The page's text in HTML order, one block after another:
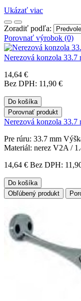
Ukázať viac
Zoradiť podľa:
Porovnať výrobok (0)
Nerezová konzola 33.7
14,64 €
Bez DPH: 11,90 €
Do košíka
Porovnať produkt
Nerezová konzola 33.7
Pre rúru: 33.7 mm
Materiál: nerez V2A /
14,64 € Bez DPH:
Do košíka
Obľúbený produkt